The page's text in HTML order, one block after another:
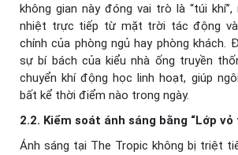
không gian này đóng vai trò là “túi
nhiệt trực tiếp từ mặt trời tác động
chính của phòng ngủ hay phòng khách.
sự bí bách của kiểu nhà ống truyền
chuyển khí động học linh hoạt, giúp
bất kể thời điểm nào trong ngày.
2.2. Kiểm soát ánh sáng bằng “Lớp vỏ
Ánh sáng tại The Tropic không bị triệt